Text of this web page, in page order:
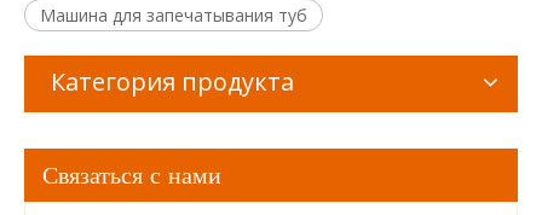
Машина для запечатывания туб
Категория продукта
Связаться с нами